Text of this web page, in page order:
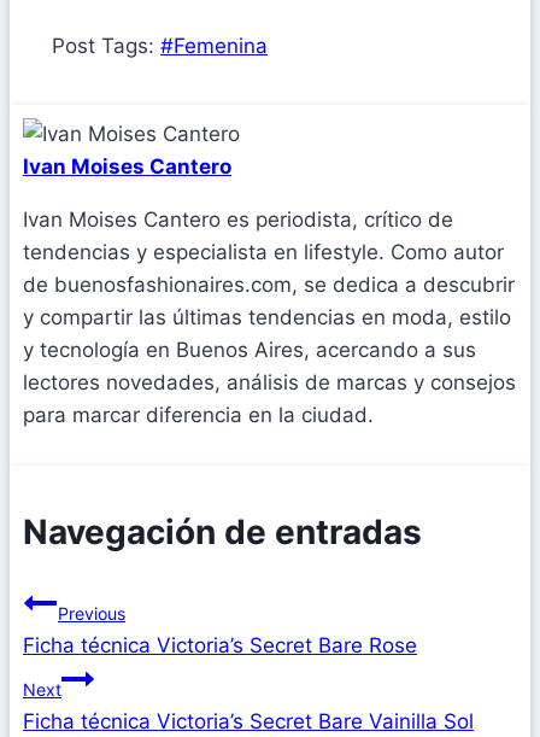
Post Tags: #Femenina
Ivan Moises Cantero
Ivan Moises Cantero es periodista, crítico de
tendencias y especialista en lifestyle. Como autor
de buenosfashionaires.com, se dedica a descubrir
y compartir las últimas tendencias en moda, estilo
y tecnología en Buenos Aires, acercando a sus
lectores novedades, análisis de marcas y consejos
para marcar diferencia en la ciudad.
Navegación de entradas
Previous
Ficha técnica Victoria’s Secret Bare Rose
Next
Ficha técnica Victoria’s Secret Bare Vainilla Sol